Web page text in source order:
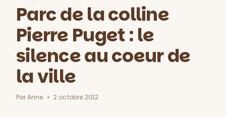
Parc de la colline
Pierre Puget : le
silence au coeur de
la ville
ParAnne 2 octobre 2012